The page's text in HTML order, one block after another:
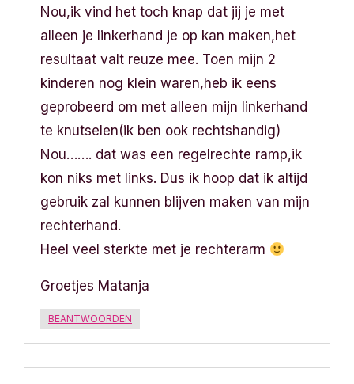
Nou,ik vind het toch knap dat jij je met
alleen je linkerhand je op kan maken,het
resultaat valt reuze mee. Toen mijn 2
kinderen nog klein waren,heb ik eens
geprobeerd om met alleen mijn linkerhand
te knutselen(ik ben ook rechtshandig)
Nou……. dat was een regelrechte ramp,ik
kon niks met links. Dus ik hoop dat ik altijd
gebruik zal kunnen blijven maken van mijn
rechterhand.
Heel veel sterkte met je rechterarm
Groetjes Matanja
BEANTWOORDEN